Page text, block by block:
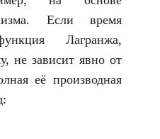
Если время
Лагранжа,
не зависит явно от
её производная